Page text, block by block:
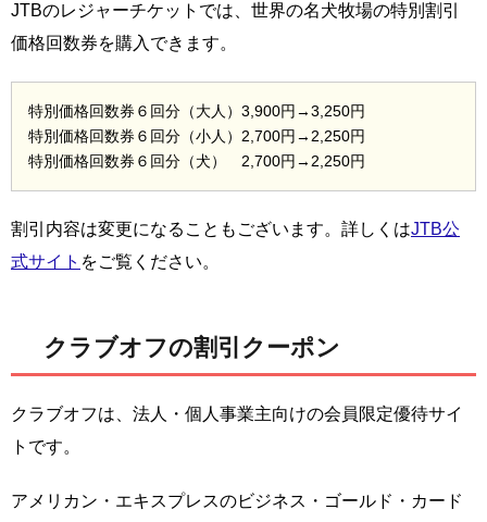
JTBのレジャーチケットでは、世界の名犬牧場の特別割引
価格回数券を購入できます。
特別価格回数券６回分（大人）3,900円→3,250円
特別価格回数券６回分（小人）2,700円→2,250円
特別価格回数券６回分（犬） 2,700円→2,250円
割引内容は変更になることもございます。詳しくはJTB公
式サイト をご覧ください。
クラブオフの割引クーポン
クラブオフは、法人・個人事業主向けの会員限定優待サイ
トです。
アメリカン・エキスプレスのビジネス・ゴールド・カード